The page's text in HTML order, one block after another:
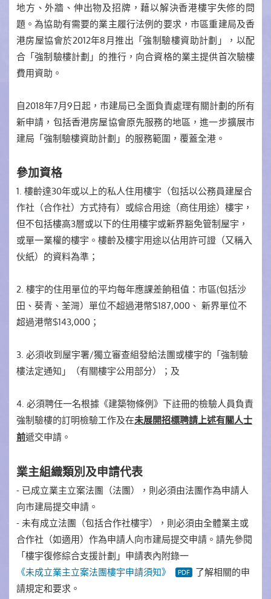
地方、外牆、伸出物及招牌，藉以解決香港樓宇失修的問
題。為協助有需要的業主履行法例的要求，市區重建局及香
港房屋協會於2012年8月推出「強制驗樓資助計劃」，以配
合「強制驗樓計劃」的推行，向合資格的業主提供首次驗樓
費用資助。
自2018年7月9日起，市建局已全面負責處理有關計劃的所有
新申請，包括香港房屋協會原先服務的地區，進一步擴展市
建局「強制驗樓資助計劃」的服務範圍，覆蓋全港。
參加資格
1. 樓齡達30年或以上的私人住用樓宇（包括以公務員建屋合
作社（合作社）方式持有）或綜合用途（商住用途）樓宇，
但不包括樓高3層或以下的住用樓宇或新界豁免管制屋宇，
或單一業權的樓宇。樓齡及樓宇用途以佔用許可證（又稱入
伙紙）的資料為準；
2. 樓宇的住用單位的平均每年應課差餉租值：巿區(包括沙
田、葵青、荃灣）單位不超過港幣$187,000、 新界單位不
超過港幣$143,000；
3. 必須收到屋宇署/獨立審查組發給法團或樓宇的「強制驗
樓法定通知」（有關樓宇公用部分）；及
4. 必須聘任一名根據《建築物條例》下註冊的檢驗人員負責
強制驗樓的訂明檢驗工作及在未展開招標聘請上述有關人士
前遞交申請。
業主組織類別及申請代表
- 已成立業主立案法團（法團），則必須由法團作為申請人
向市建局提交申請。
- 未有成立法團（包括合作社樓宇），則必須由全體業主或
合作社（如適用）作為申請人向市建局提交申請。請先參閱
「樓宇復修綜合支援計劃」申請表內附錄一
《未成立業主立案法團樓宇申請須知》
了解相關的申
請規定和要求。